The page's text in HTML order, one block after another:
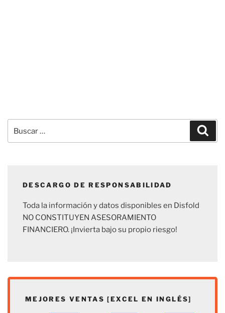
por:
DESCARGO DE RESPONSABILIDAD
Toda la información y datos disponibles en Disfold
NO CONSTITUYEN ASESORAMIENTO
FINANCIERO. ¡Invierta bajo su propio riesgo!
MEJORES VENTAS [EXCEL EN INGLÉS]